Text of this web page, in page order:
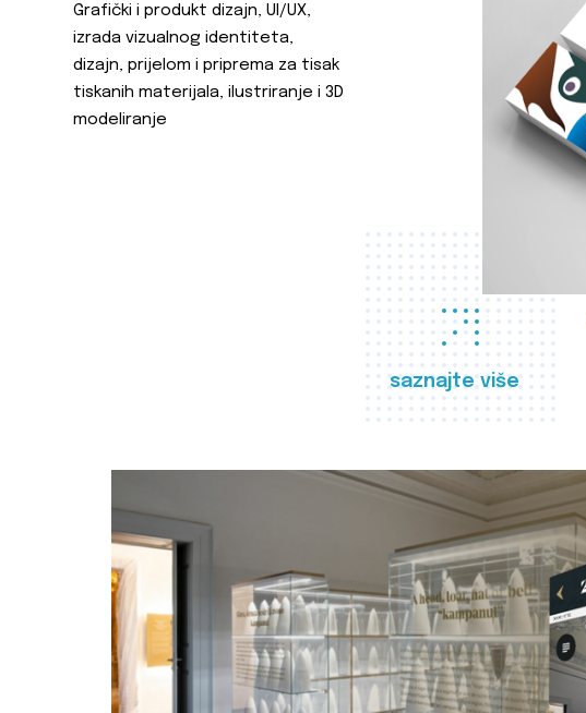
saznajte više
Grafički i produkt dizajn, UI/UX,
izrada vizualnog identiteta,
dizajn, prijelom i priprema za tisak
tiskanih materijala, ilustriranje i 3D
modeliranje